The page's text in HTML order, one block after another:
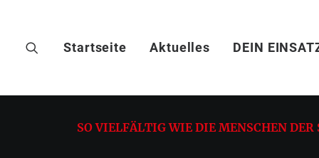
Startseite Aktuelles DEIN
SO VIELFÄLTIG WIE DIE MENSCHEN DER